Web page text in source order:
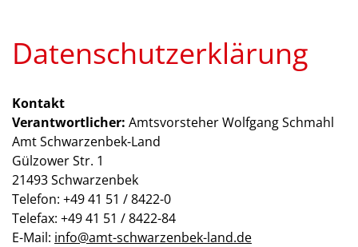
Datenschutzerklärung
Kontakt
Verantwortlicher: Amtsvorsteher Wolfgang Schmahl
Amt Schwarzenbek-Land
Gülzower Str. 1
21493 Schwarzenbek
Telefon: +49 41 51 / 8422-0
Telefax: +49 41 51 / 8422-84
E-Mail: info@amt-schwarzenbek-land.de